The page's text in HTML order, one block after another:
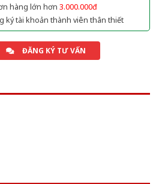
hàng lớn hơn 3.000.000đ
ký tài khoản thành viên thân thiết
ĐĂNG KÝ TƯ VẤN